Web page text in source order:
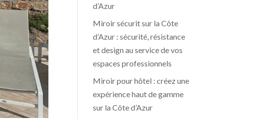
d’Azur
Miroir sécurit sur la Côte
d’Azur : sécurité, résistance
et design au service de vos
espaces professionnels
Miroir pour hôtel : créez une
expérience haut de gamme
sur la Côte d’Azur